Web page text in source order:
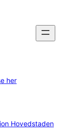
her
Hovedstaden